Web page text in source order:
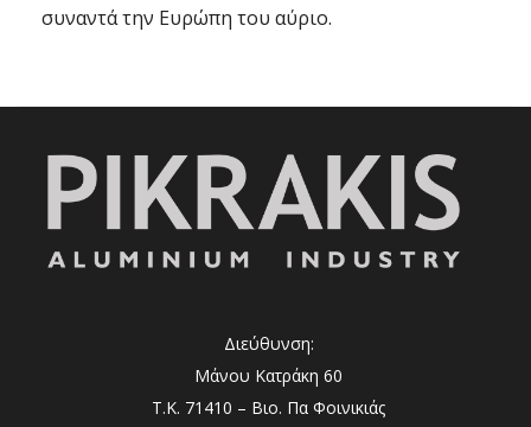
συναντά την Ευρώπη του αύριο.
Διεύθυνση:
Μάνου Κατράκη 60
Τ.Κ. 71410 – Βιο. Πα Φοινικιάς